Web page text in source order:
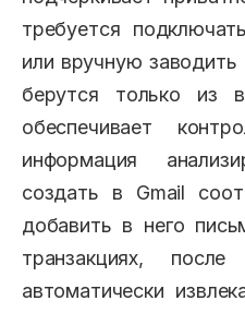
требуется
или вручную
берутся только из
обеспечивает
информация
создать в Gmail
добавить в него
транзакциях,
автоматически